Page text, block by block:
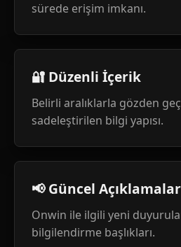
sürede erişim imkanı.
🔐 Düzenli İçerik
Belirli aralıklarla gözden
sadeleştirilen bilgi yapısı.
📢 Güncel Açıklamalar
Onwin ile ilgili yeni
bilgilendirme başlıkları.